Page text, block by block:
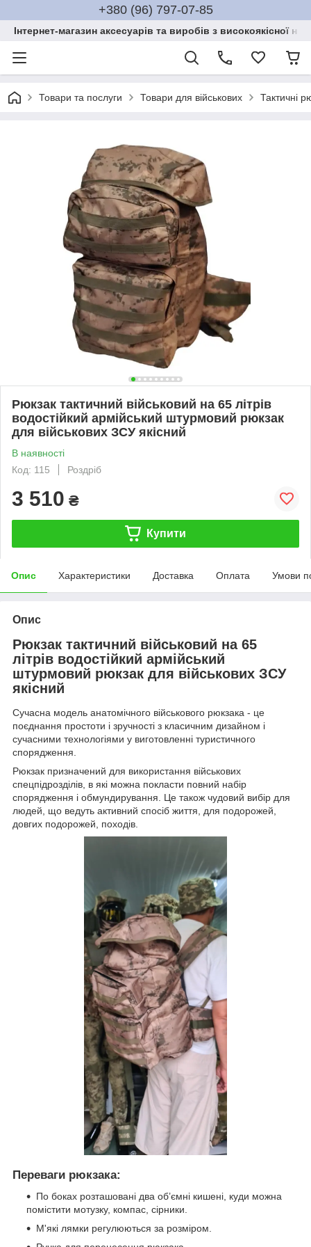
+380 (96) 797-07-85
Інтернет-магазин аксесуарів та виробів з високоякісної
Товари та послуги Товари для військових Тактичні
Рюкзак тактичний військовий на 65 літрів
водостійкий армійський штурмовий рюкзак
для військових ЗСУ якісний
В наявності
Код: 115
Роздріб
3 510 ₴
Купити
Опис Характеристики Доставка Оплата Умови
Опис
Рюкзак тактичний військовий на 65
літрів водостійкий армійський
штурмовий рюкзак для військових ЗСУ
якісний
Сучасна модель анатомічного військового рюкзака - це
поєднання простоти і зручності з класичним дизайном і
сучасними технологіями у виготовленні туристичного
спорядження.
Рюкзак призначений для використання військових
спецпідрозділів, в які можна покласти повний набір
спорядження і обмундирування. Це також чудовий вибір для
людей, що ведуть активний спосіб життя, для подорожей,
довгих подорожей, походів.
Переваги рюкзака:
По боках розташовані два об’ємні кишені, куди можна
помістити мотузку, компас, сірники.
М'які лямки регулюються за розміром.